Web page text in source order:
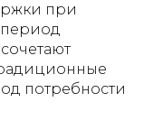
при
период
потребности